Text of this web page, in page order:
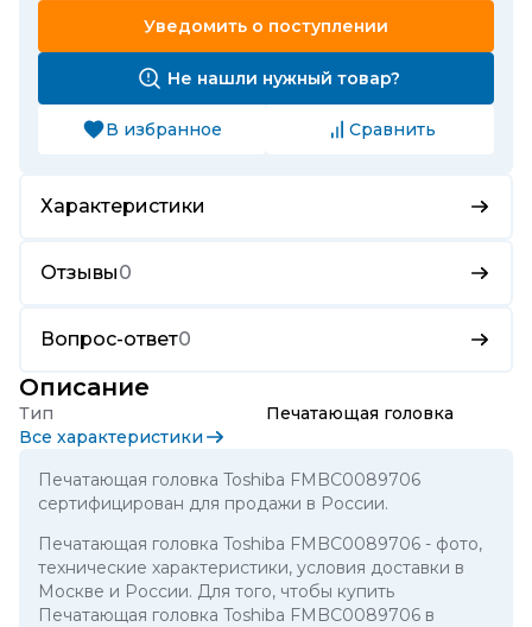
Уведомить о поступлении
Не нашли нужный товар?
В избранное Сравнить
Характеристики
Отзывы0
Вопрос-ответ0
Описание
Тип
Печатающая головка
Все характеристики
Печатающая головка Toshiba FMBC0089706
сертифицирован для продажи в России.
Печатающая головка Toshiba FMBC0089706 - фото,
технические характеристики, условия доставки в
Москве и России. Для того, чтобы купить
Печатающая головка Toshiba FMBC0089706 в